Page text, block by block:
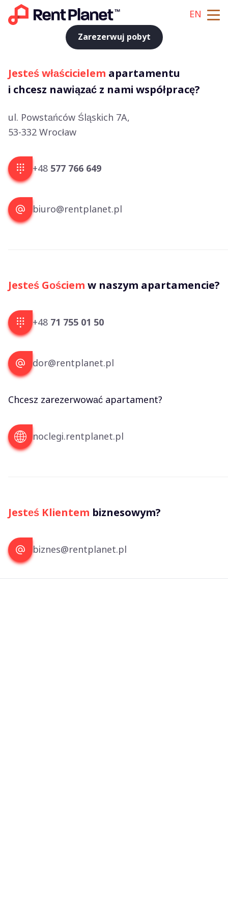
EN
Zarezerwuj pobyt
Jesteś właścicielem apartamentu
i chcesz nawiązać z nami współpracę?
ul. Powstańców Śląskich 7A,
53-332 Wrocław
+48 577 766 649
biuro@rentplanet.pl
Jesteś Gościem w naszym apartamencie?
+48 71 755 01 50
dor@rentplanet.pl
Chcesz zarezerwować apartament?
noclegi.rentplanet.pl
Jesteś Klientem biznesowym?
biznes@rentplanet.pl